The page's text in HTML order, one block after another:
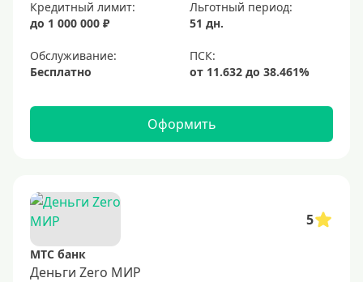
Без отказа
Заявка во все банки
С плохой кредитной историей
На 12 месяцев
Виртуальные
Кредитный лимит:
до 1 000 000 ₽
Льготный период:
51 дн.
Обслуживание:
Бесплатно
Оформить
5
МТС банк
Деньги Zero МИР